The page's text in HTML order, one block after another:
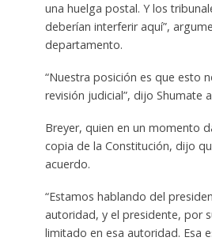
una huelga postal. Y los
deberían interferir aquí”,
departamento.
“Nuestra posición es que esto
revisión judicial”, dijo Shumate
Breyer, quien en un momento
copia de la Constitución, dijo
acuerdo.
“Estamos hablando del
autoridad, y el presidente, por
limitado en esa autoridad. Esa